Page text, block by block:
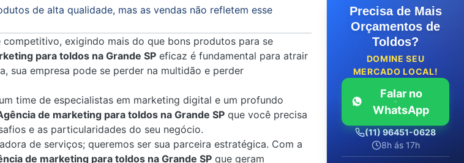
de alta qualidade, mas as vendas não refletem esse
exigindo mais do que bons produtos para se
para toldos na Grande SP eficaz é fundamental para atrair
sua empresa pode se perder na multidão e perder
time de especialistas em marketing digital e um profundo
de marketing para toldos na Grande SP que você precisa
e as particularidades do seu negócio.
de serviços; queremos ser sua parceira estratégica. Com a
de marketing para toldos na Grande SP que geram
Precisa de Mais
Orçamentos de
Toldos?
DOMINE SEU
MERCADO LOCAL!
Falar no
WhatsApp
(11) 96451-0628
8h ás 17h